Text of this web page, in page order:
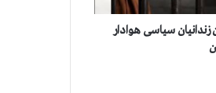
سیاسی هوادار